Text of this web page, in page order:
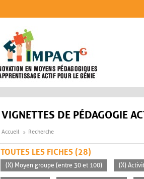
VIGNETTES DE PÉDAGOGIE
Accueil Recherche
TOUTES LES FICHES (28)
(X) Moyen groupe (entre 30 et 100) (X)